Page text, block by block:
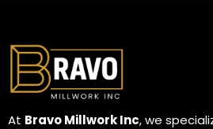
At Bravo Millwork Inc, we